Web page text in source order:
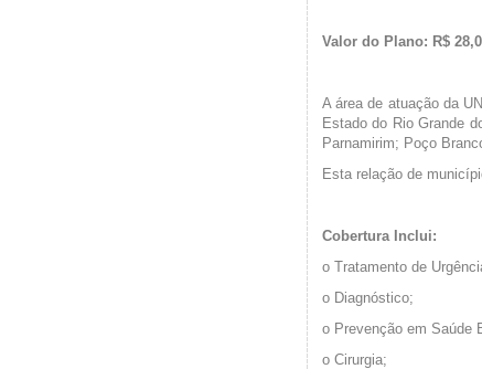
Valor do Plano: R$
A área de atuação da
Estado do Rio Grande
Parnamirim; Poço
Esta relação de
Cobertura Inclui:
o Tratamento de
o Diagnóstico;
o Prevenção em Saúde
o Cirurgia;